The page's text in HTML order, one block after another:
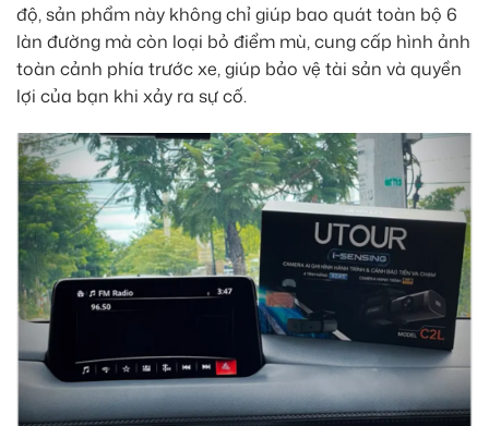
độ, sản phẩm này không chỉ giúp bao quát toàn bộ 6
làn đường mà còn loại bỏ điểm mù, cung cấp hình ảnh
toàn cảnh phía trước xe, giúp bảo vệ tài sản và quyền
lợi của bạn khi xảy ra sự cố.